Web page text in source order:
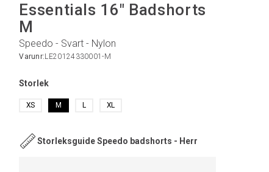
Essentials 16" Badshorts
M
Speedo - Svart - Nylon
Varunr:LE20124330001-M
Storlek
XS M L XL
Storleksguide Speedo badshorts - Herr